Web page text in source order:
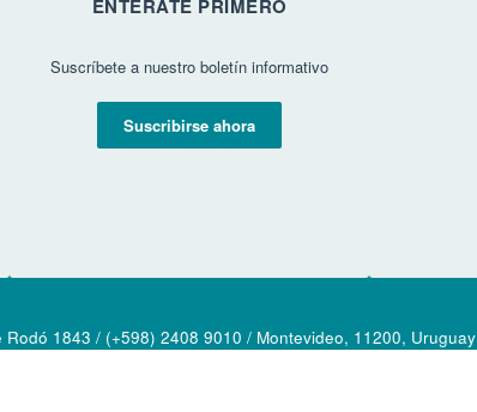
ENTÉRATE PRIMERO
Suscríbete a nuestro boletín informativo
Suscribirse ahora
Rodó 1843 / (+598) 2408 9010 / Montevideo, 11200, Uruguay